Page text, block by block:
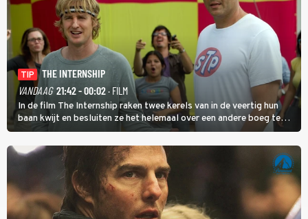
TIP
THE INTERNSHIP
VANDAAG 21:42 - 00:02· FILM
In de film The Internship raken twee kerels van in de veertig hun
baan kwijt en besluiten ze het helemaal over een andere boeg te
gooien door als stagiair aan de slag te gaan bij Google.